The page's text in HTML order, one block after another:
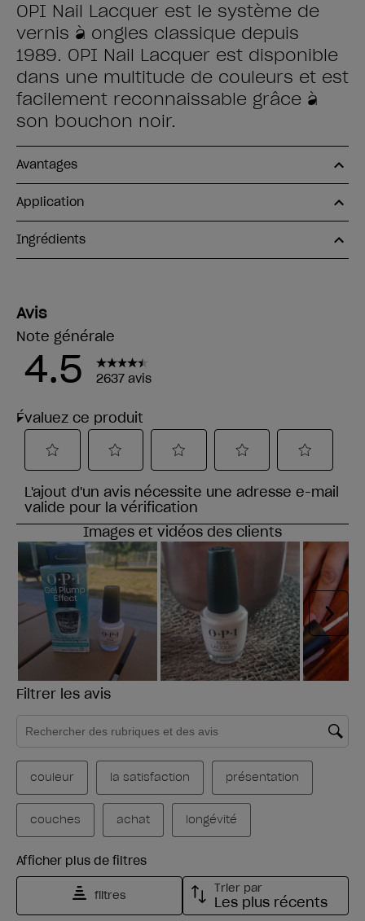
OPI Nail Lacquer est le système de
vernis à ongles classique depuis
1989. OPI Nail Lacquer est disponible
dans une multitude de couleurs et est
facilement reconnaissable grâce à
son bouchon noir.
Avantages
Application
Ingrédients